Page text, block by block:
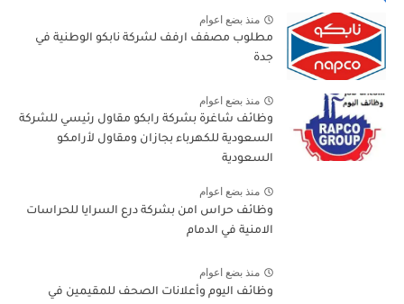
منذ بضع اعوام
مطلوب مصفف ارفف لشركة نابكو الوطنية في
جدة
منذ بضع اعوام
وظائف شاغرة بشركة رابكو مقاول رئيسي للشركة
السعودية للكهرباء بجازان ومقاول لأرامكو
السعودية
منذ بضع اعوام
وظائف حراس امن بشركة درع السرايا للحراسات
الامنية في الدمام
منذ بضع اعوام
وظائف اليوم وأعلانات الصحف للمقيمين في